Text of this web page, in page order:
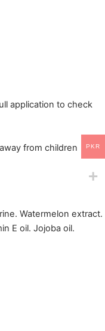
application to check
from children
Watermelon extract.
E oil. Jojoba oil.
PKR